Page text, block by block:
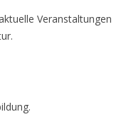
Veranstaltungen